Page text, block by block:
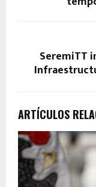
SeremiTT
ARTÍCULOS